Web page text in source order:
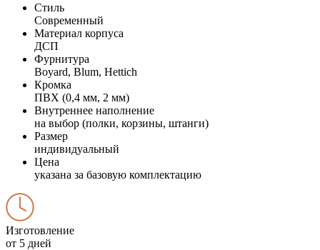
Стиль
Современный
Материал корпуса
ДСП
Фурнитура
Boyard, Blum, Hettich
Кромка
ПВХ (0,4 мм, 2 мм)
Внутреннее наполнение
на выбор (полки, корзины, штанги)
Размер
индивидуальный
Цена
указана за базовую комплектацию
Изготовление
от 5 дней